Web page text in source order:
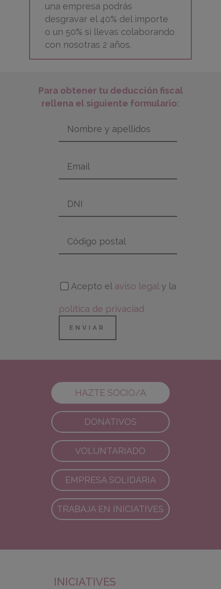
una empresa podrás
desgravar el 40% del importe
o un 50% si llevas colaborando
con nosotras 2 años.
Para obtener tu deducción fiscal
rellena el siguiente formulario:
Acepto el aviso legal y la
política de privaciad
HAZTE SOCIO/A
DONATIVOS
VOLUNTARIADO
EMPRESA SOLIDARIA
TRABAJA EN INICIATIVES
INICIATIVES